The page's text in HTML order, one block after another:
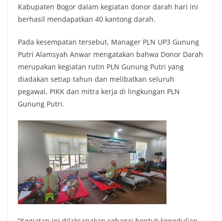
Kabupaten Bogor dalam kegiatan donor darah hari ini
berhasil mendapatkan 40 kantong darah.
Pada kesempatan tersebut, Manager PLN UP3 Gunung
Putri Alamsyah Anwar mengatakan bahwa Donor Darah
merupakan kegiatan rutin PLN Gunung Putri yang
diadakan setiap tahun dan melibatkan seluruh
pegawai, PIKK dan mitra kerja di lingkungan PLN
Gunung Putri.